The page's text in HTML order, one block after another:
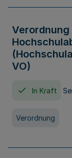
Verordnung
VO)
In Kraft
Verordnung